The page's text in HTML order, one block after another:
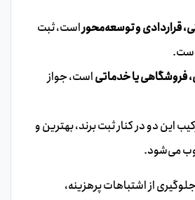
قراردادی و توسعه‌محوراست، ثبت
فروشگاهی یا خدماتیاست، جواز
این دو در کنار ثبت برند، بهترین و
می‌شود.
از اشتباهات پرهزینه،